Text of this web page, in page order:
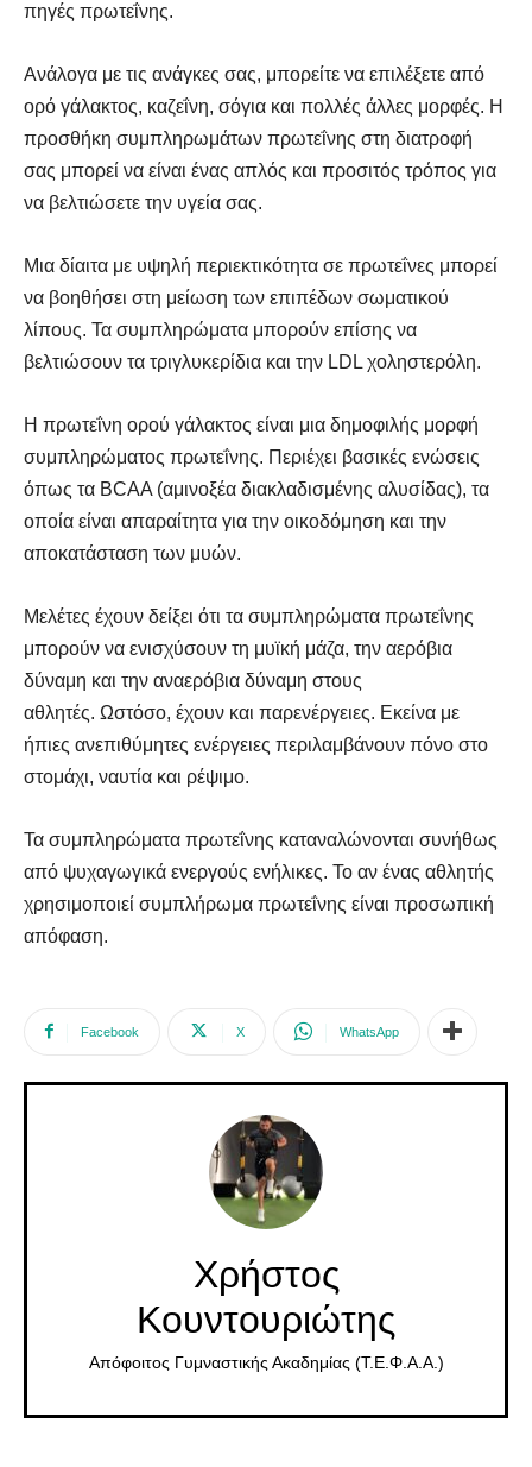
πηγές πρωτεΐνης.
Ανάλογα με τις ανάγκες σας, μπορείτε να επιλέξετε από
ορό γάλακτος, καζεΐνη, σόγια και πολλές άλλες μορφές. Η
προσθήκη συμπληρωμάτων πρωτεΐνης στη διατροφή
σας μπορεί να είναι ένας απλός και προσιτός τρόπος για
να βελτιώσετε την υγεία σας.
Μια δίαιτα με υψηλή περιεκτικότητα σε πρωτεΐνες μπορεί
να βοηθήσει στη μείωση των επιπέδων σωματικού
λίπους. Τα συμπληρώματα μπορούν επίσης να
βελτιώσουν τα τριγλυκερίδια και την LDL χοληστερόλη.
Η πρωτεΐνη ορού γάλακτος είναι μια δημοφιλής μορφή
συμπληρώματος πρωτεΐνης. Περιέχει βασικές ενώσεις
όπως τα BCAA (αμινοξέα διακλαδισμένης αλυσίδας), τα
οποία είναι απαραίτητα για την οικοδόμηση και την
αποκατάσταση των μυών.
Μελέτες έχουν δείξει ότι τα συμπληρώματα πρωτεΐνης
μπορούν να ενισχύσουν τη μυϊκή μάζα, την αερόβια
δύναμη και την αναερόβια δύναμη στους
αθλητές. Ωστόσο, έχουν και παρενέργειες. Εκείνα με
ήπιες ανεπιθύμητες ενέργειες περιλαμβάνουν πόνο στο
στομάχι, ναυτία και ρέψιμο.
Τα συμπληρώματα πρωτεΐνης καταναλώνονται συνήθως
από ψυχαγωγικά ενεργούς ενήλικες. Το αν ένας αθλητής
χρησιμοποιεί συμπλήρωμα πρωτεΐνης είναι προσωπική
απόφαση.
Facebook X WhatsApp
Χρήστος
Κουντουριώτης
Απόφοιτος Γυμναστικής Ακαδημίας (Τ.Ε.Φ.Α.Α.)